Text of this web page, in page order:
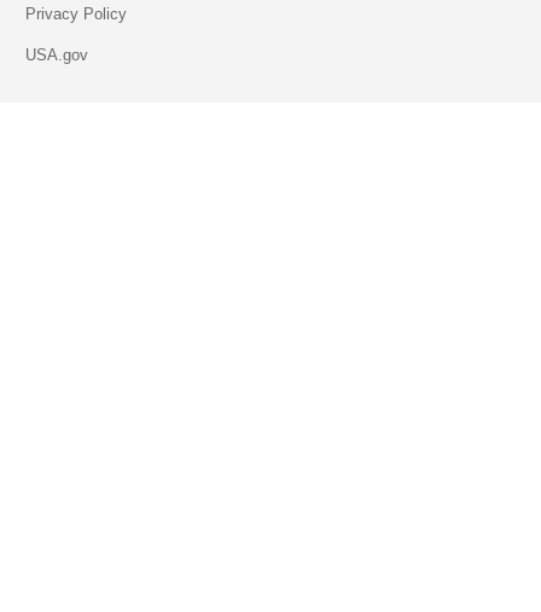
Privacy Policy
USA.gov